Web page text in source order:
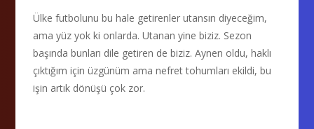
Ülke futbolunu bu hale getirenler utansın diyeceğim,
ama yüz yok ki onlarda. Utanan yine biziz. Sezon
başında bunları dile getiren de biziz. Aynen oldu, haklı
çıktığım için üzgünüm ama nefret tohumları ekildi, bu
işin artık dönüşü çok zor.